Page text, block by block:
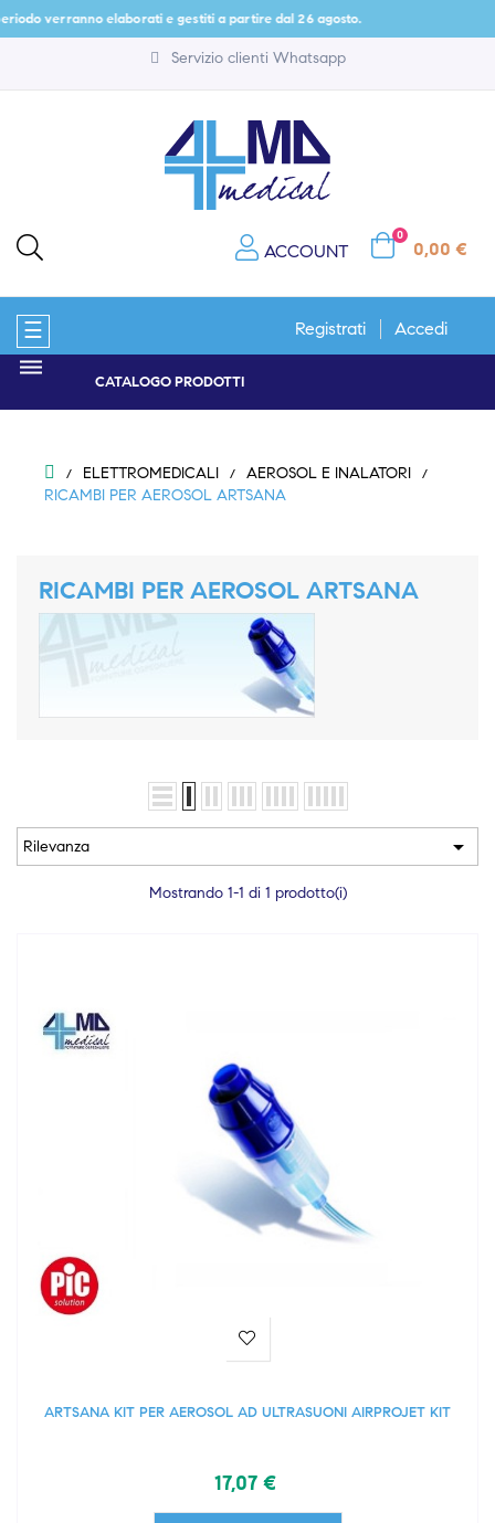
verranno elaborati e gestiti a partire dal 26 agosto.
Servizio clienti Whatsapp
ACCOUNT
0
0,00 €
navigazione
Toggle
☰ Registrati Accedi
CATALOGO PRODOTTI
ELETTROMEDICALI
AEROSOL E INALATORI
RICAMBI PER AEROSOL ARTSANA
RICAMBI PER AEROSOL ARTSANA
Rilevanza 
Mostrando 1-1 di 1 prodotto(i)
ARTSANA KIT PER AEROSOL AD ULTRASUONI AIRPROJET KIT
17,07 €